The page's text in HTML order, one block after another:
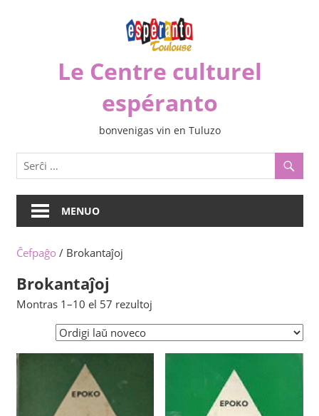
Le Centre culturel
espéranto
bonvenigas vin en Tuluzo
MENUO
Ĉefpaĝo / Brokantaĵoj
Brokantaĵoj
Montras 1–10 el 57 rezultojSorted
by
latest